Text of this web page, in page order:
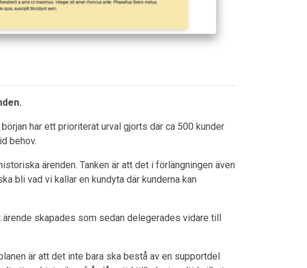
har ett prioriterat urval gjorts där ca 500 kunder
behov.
ärenden. Tanken är att det i förlängningen även
bli vad vi kallar en kundyta där kunderna kan
skapades som sedan delegerades vidare till
är att det inte bara ska bestå av en supportdel